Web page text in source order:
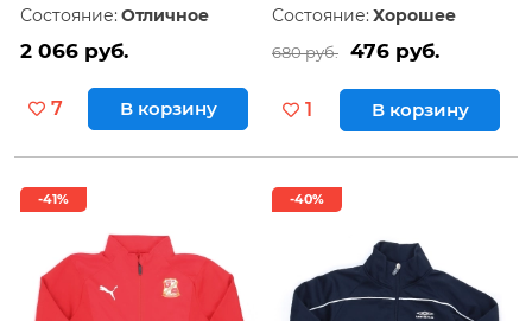
Состояние: Отличное
2 066 руб.
7 В корзину
Состояние: Хорошее
680 руб. 476 руб.
1 В корзину
-41% -40%